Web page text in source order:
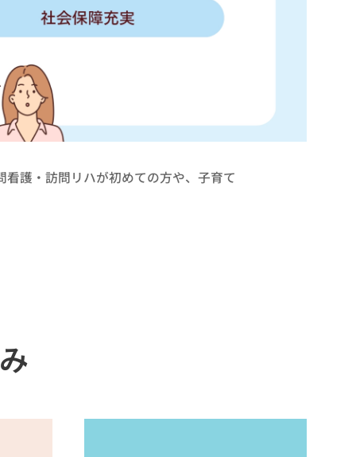
護・訪問リハが初めての方や、子育て